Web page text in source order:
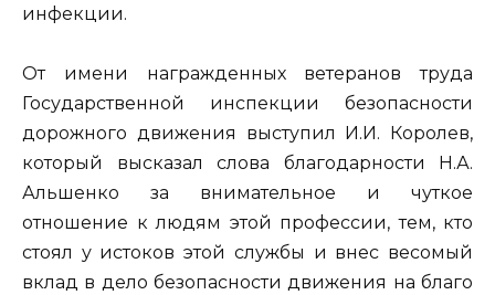
инфекции.
От имени награжденных ветеранов труда
Государственной инспекции безопасности
дорожного движения выступил И.И. Королев,
который высказал слова благодарности Н.А.
Альшенко за внимательное и чуткое
отношение к людям этой профессии, тем, кто
стоял у истоков этой службы и внес весомый
вклад в дело безопасности движения на благо